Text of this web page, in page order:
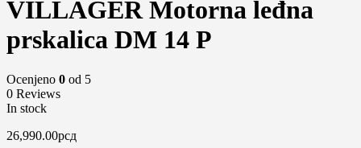
VILLAGER Motorna leđna
prskalica DM 14 P
Ocenjeno 0 od 5
0 Reviews
In stock
26,990.00рсд